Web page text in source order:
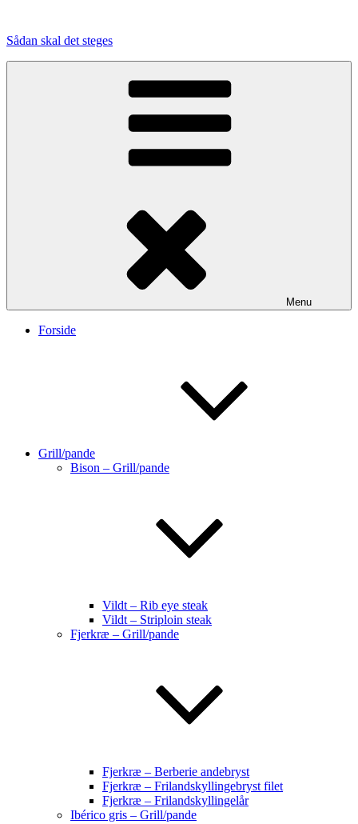
indhold
Sådan skal det steges
Menu
Forside
Grill/pande
Bison – Grill/pande
Vildt – Rib eye steak
Vildt – Striploin steak
Fjerkræ – Grill/pande
Fjerkræ – Berberie andebryst
Fjerkræ – Frilandskyllingebryst filet
Fjerkræ – Frilandskyllingelår
Ibérico gris – Grill/pande